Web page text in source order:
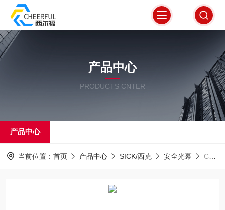
产品中心
PRODUCTS CNTER
产品中心
当前位置： 首页 产品中心 SICK/西克 安全光幕 C2C-SA04530A10000施克SICK安全光幕德国*